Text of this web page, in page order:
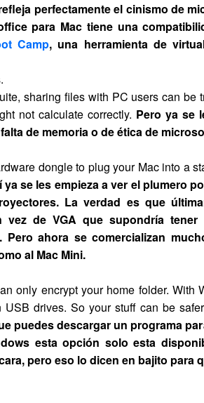
perfectamente el cinismo de
para Mac tiene una
Camp, una herramienta de
sharing files with PC users can be
not calculate correctly. Pero ya se
de memoria o de ética de
dongle to plug your Mac into a
ya se les empieza a ver el plumero
La verdad es que
de VGA que supondría
ahora se comercializan
al Mac Mini.
only encrypt your home folder. With
drives. So your stuff can be
puedes descargar un programa
esta opción solo esta
pero eso lo dicen en bajito para